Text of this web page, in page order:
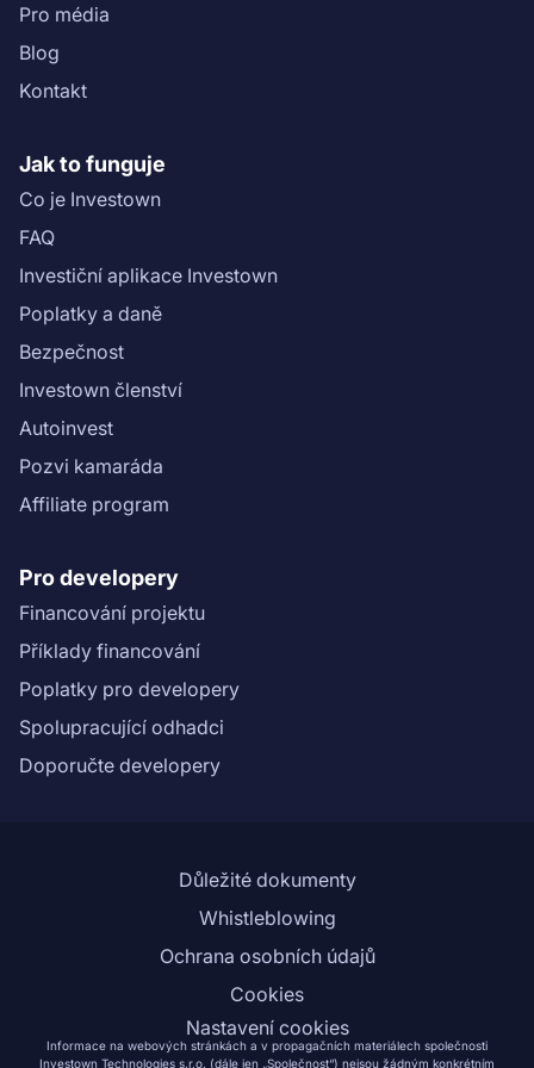
Pro média
Blog
Kontakt
Jak to funguje
Co je Investown
FAQ
Investiční aplikace Investown
Poplatky a daně
Bezpečnost
Investown členství
Autoinvest
Pozvi kamaráda
Affiliate program
Pro developery
Financování projektu
Příklady financování
Poplatky pro developery
Spolupracující odhadci
Doporučte developery
Důležité dokumenty
Whistleblowing
Ochrana osobních údajů
Cookies
Nastavení cookies
Informace na webových stránkách a v propagačních materiálech společnosti
Investown Technologies s.r.o. (dále jen „Společnost“) nejsou žádným konkrétním